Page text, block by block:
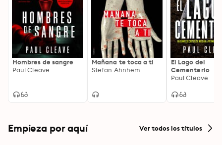
Hombres de sangre
Paul Cleave
Mañana te toca a ti
Stefan Ahnhem
El Lago del
Cementerio
Paul Cleave
Empieza por aquí Ver todos los títulos